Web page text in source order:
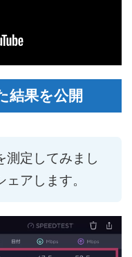
結果を公開
測定してみまし
アします。